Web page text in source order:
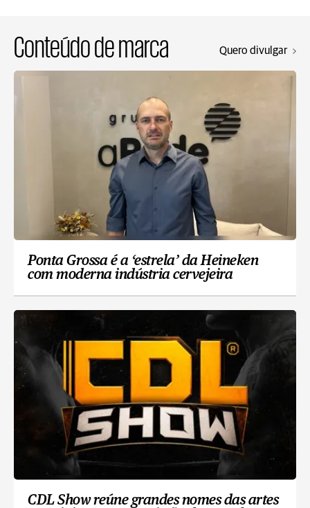
Conteúdo de marca Quero divulgar
Ponta Grossa é a ‘estrela’ da Heineken
com moderna indústria cervejeira
CDL Show reúne grandes nomes das artes